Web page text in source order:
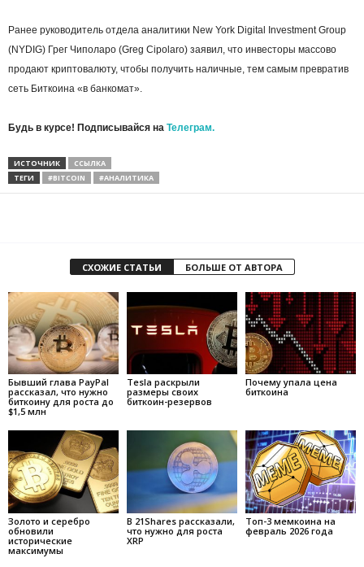
Ранее руководитель отдела аналитики New York Digital Investment Group
(NYDIG) Грег Чиполаро (Greg Cipolaro) заявил, что инвесторы массово
продают криптовалюту, чтобы получить наличные, тем самым превратив
сеть Биткоина «в банкомат».
Будь в курсе! Подписывайся на Телеграм.
ИСТОЧНИК
ССЫЛКА
ТЕГИ
#BITCOIN #АНАЛИТИКА
СХОЖИЕ СТАТЬИ БОЛЬШЕ ОТ АВТОРА
Бывший глава PayPal
рассказал, что нужно
биткоину для роста до
$1,5 млн
Tesla раскрыли
размеры своих
биткоин-резервов
Почему упала цена
биткоина
Золото и серебро
обновили
исторические
максимумы
В 21Shares рассказали,
что нужно для роста
XRP
Топ-3 мемкоина на
февраль 2026 года